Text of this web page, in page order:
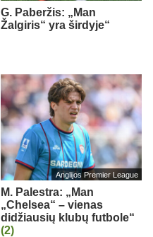
G. Paberžis: „Man
Žalgiris“ yra širdyje“
Anglijos Premier League
M. Palestra: „Man
„Chelsea“ – vienas
didžiausių klubų futbole“
(2)